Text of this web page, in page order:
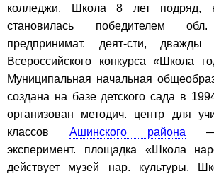
колледжи. Школа 8 лет подряд,
становилась победителем
предпринимат. деят-сти,
Всероссийского конкурса «Школа
Муниципальная начальная
создана на базе детского сада в
организован методич. центр для
классов Ашинского района —
эксперимент. площадка «Школа
действует музей нар. культуры.